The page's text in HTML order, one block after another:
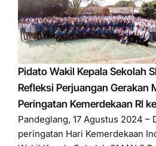
Pidato Wakil Kepala Sekolah
Refleksi Perjuangan Gerakan
Peringatan Kemerdekaan RI
Pandeglang, 17 Agustus 2024 –
peringatan Hari Kemerdekaan